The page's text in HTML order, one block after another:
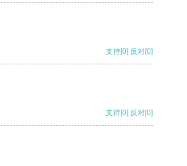
支持[0] 反对[0]
支持[0] 反对[0]